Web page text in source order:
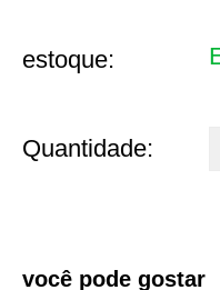
estoque:
Quantidade:
você pode gostar